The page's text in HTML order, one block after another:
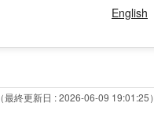
English
（最終更新日 : 2026-06-09 19:01:25）